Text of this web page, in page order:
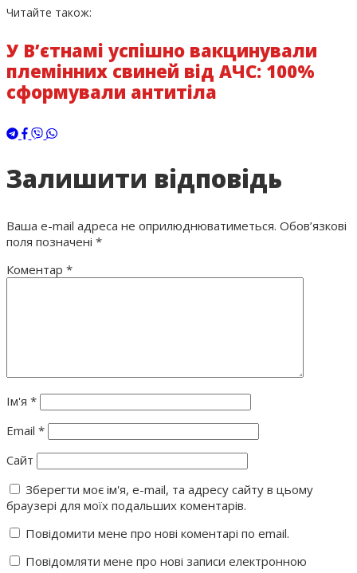
Читайте також:
У В’єтнамі успішно вакцинували
племінних свиней від АЧС: 100%
сформували антитіла
Залишити відповідь
Ваша e-mail адреса не оприлюднюватиметься. Обов’язкові
поля позначені *
Коментар *
Ім'я *
Email *
Сайт
Зберегти моє ім'я, e-mail, та адресу сайту в цьому
браузері для моїх подальших коментарів.
Повідомити мене про нові коментарі по email.
Повідомляти мене про нові записи електронною